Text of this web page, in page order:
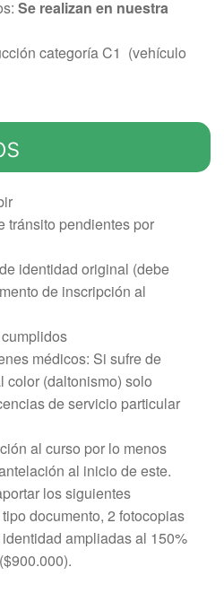
de conducción
B1 a C1
Publico)
de licencias de
en Medellín
práctica de
somos?
online
Se realizan en nuestra
categoría C1 (vehículo
tránsito pendientes por
identidad original (debe
de inscripción al
médicos: Si sufre de
color (daltonismo) solo
de servicio particular
al curso por lo menos
al inicio de este.
los siguientes
documento, 2 fotocopias
ampliadas al 150%